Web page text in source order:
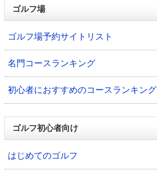
ゴルフ場
ゴルフ場予約サイトリスト
名門コースランキング
初心者におすすめのコースランキング
ゴルフ初心者向け
はじめてのゴルフ